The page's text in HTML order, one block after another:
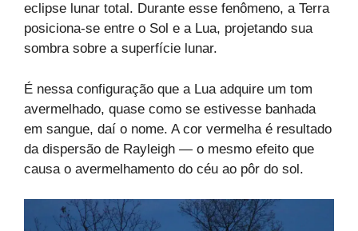
eclipse lunar total. Durante esse fenômeno, a Terra
posiciona-se entre o Sol e a Lua, projetando sua
sombra sobre a superfície lunar.
É nessa configuração que a Lua adquire um tom
avermelhado, quase como se estivesse banhada
em sangue, daí o nome. A cor vermelha é resultado
da dispersão de Rayleigh — o mesmo efeito que
causa o avermelhamento do céu ao pôr do sol.